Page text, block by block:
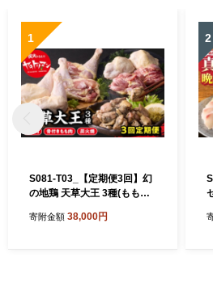
1
S081-T03_【定期便3回】幻
の地鶏 天草大王 3種(もも
約2.3kg
寄附金額 38,000円
2